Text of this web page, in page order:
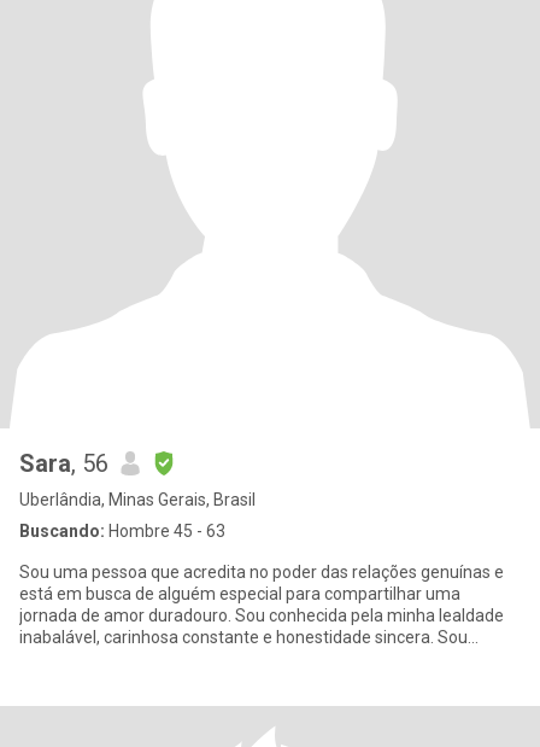
Sara, 56
Uberlândia, Minas Gerais, Brasil
Buscando: Hombre 45 - 63
Sou uma pessoa que acredita no poder das relações genuínas e
está em busca de alguém especial para compartilhar uma
jornada de amor duradouro. Sou conhecida pela minha lealdade
inabalável, carinhosa constante e honestidade sincera. Sou